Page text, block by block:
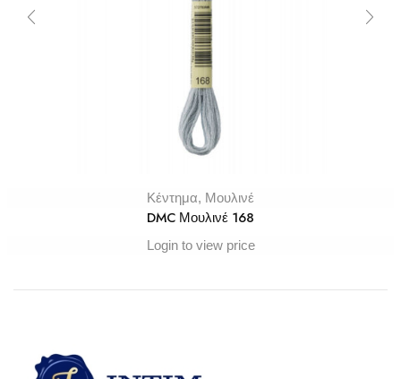
Κέντημα, Μουλινέ
DMC Μουλινέ 168
Login to view price